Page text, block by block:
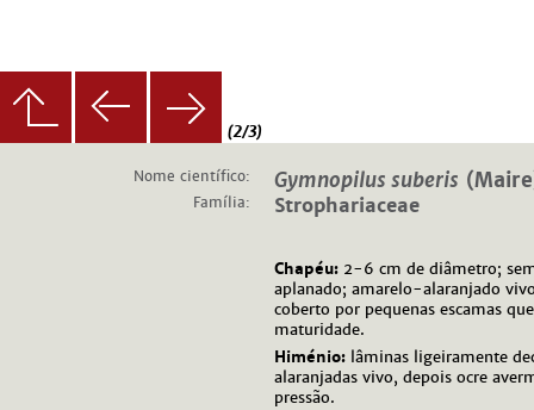
(2/3)
Nome científico: Gymnopilus suberis
Família: Strophariaceae
Chapéu: 2-6 cm de diâmetro;
aplanado; amarelo-alaranjado
coberto por pequenas escamas
maturidade.
Himénio: lâminas ligeiramente
alaranjadas vivo, depois ocre
pressão.